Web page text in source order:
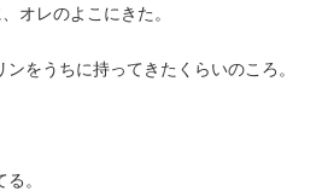
オレのよこにきた。
をうちに持ってきたくらいのころ。
。